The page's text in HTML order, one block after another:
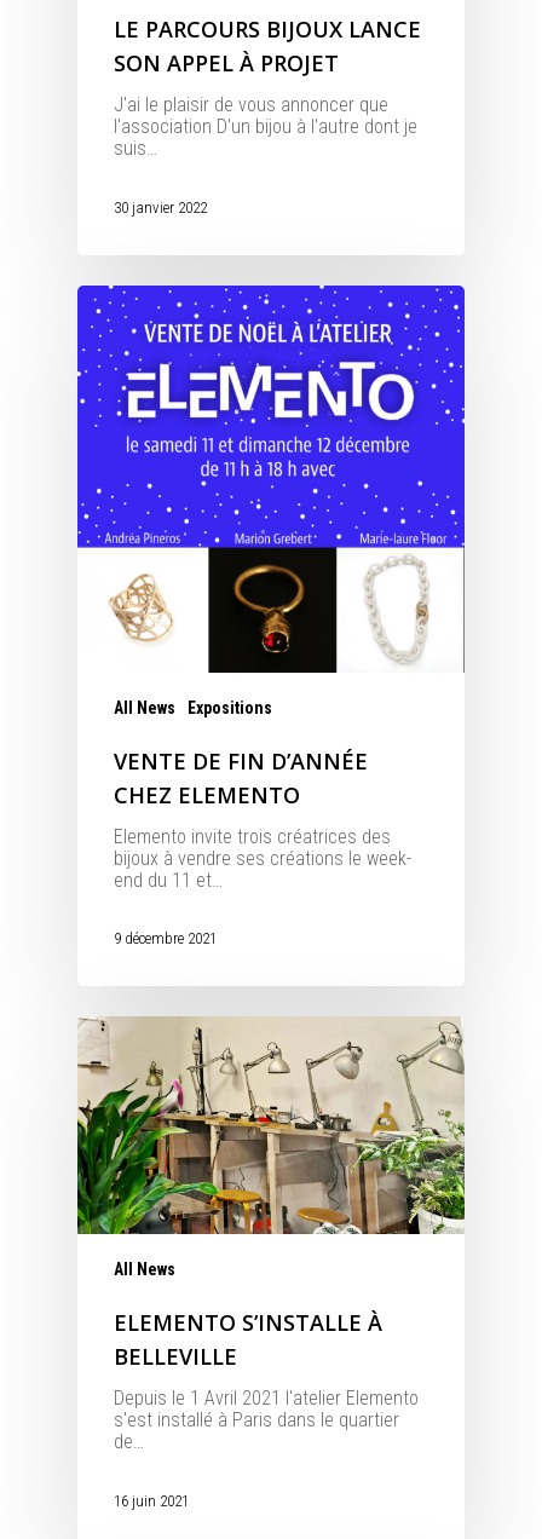
LE PARCOURS BIJOUX LANCE
SON APPEL À PROJET
J'ai le plaisir de vous annoncer que
l'association D'un bijou à l'autre dont je
suis…
30 janvier 2022
All News Expositions
VENTE DE FIN D’ANNÉE
CHEZ ELEMENTO
Elemento invite trois créatrices des
bijoux à vendre ses créations le week-
end du 11 et…
9 décembre 2021
All News
ELEMENTO S’INSTALLE À
BELLEVILLE
Depuis le 1 Avril 2021 l'atelier Elemento
s'est installé à Paris dans le quartier
de…
16 juin 2021